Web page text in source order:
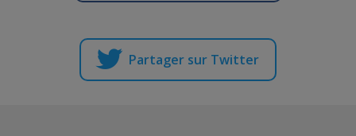
Partager sur Twitter